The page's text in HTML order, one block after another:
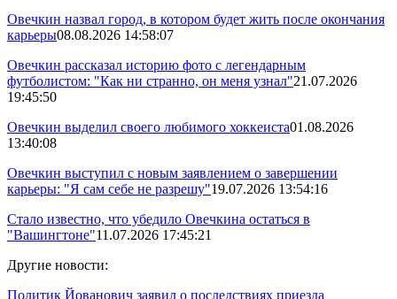
Овечкин назвал город, в котором будет жить после окончания
карьеры08.08.2026 14:58:07
Овечкин рассказал историю фото с легендарным
футболистом: "Как ни странно, он меня узнал"21.07.2026
19:45:50
Овечкин выделил своего любимого хоккеиста01.08.2026
13:40:08
Овечкин выступил с новым заявлением о завершении
карьеры: "Я сам себе не разрешу"19.07.2026 13:54:16
Стало известно, что убедило Овечкина остаться в
"Вашингтоне"11.07.2026 17:45:21
Другие новости:
Политик Йованович заявил о последствиях приезда